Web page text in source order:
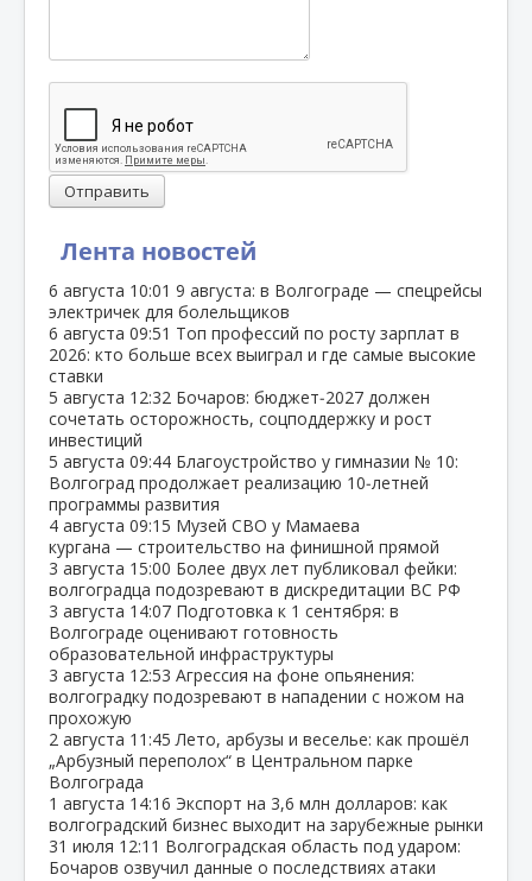
Лента новостей
6 августа 10:01 9 августа: в Волгограде — спецрейсы
электричек для болельщиков
6 августа 09:51 Топ профессий по росту зарплат в
2026: кто больше всех выиграл и где самые высокие
ставки
5 августа 12:32 Бочаров: бюджет‑2027 должен
сочетать осторожность, соцподдержку и рост
инвестиций
5 августа 09:44 Благоустройство у гимназии № 10:
Волгоград продолжает реализацию 10‑летней
программы развития
4 августа 09:15 Музей СВО у Мамаева
кургана — строительство на финишной прямой
3 августа 15:00 Более двух лет публиковал фейки:
волгоградца подозревают в дискредитации ВС РФ
3 августа 14:07 Подготовка к 1 сентября: в
Волгограде оценивают готовность
образовательной инфраструктуры
3 августа 12:53 Агрессия на фоне опьянения:
волгоградку подозревают в нападении с ножом на
прохожую
2 августа 11:45 Лето, арбузы и веселье: как прошёл
„Арбузный переполох“ в Центральном парке
Волгограда
1 августа 14:16 Экспорт на 3,6 млн долларов: как
волгоградский бизнес выходит на зарубежные рынки
31 июля 12:11 Волгоградская область под ударом:
Бочаров озвучил данные о последствиях атаки
Отправить